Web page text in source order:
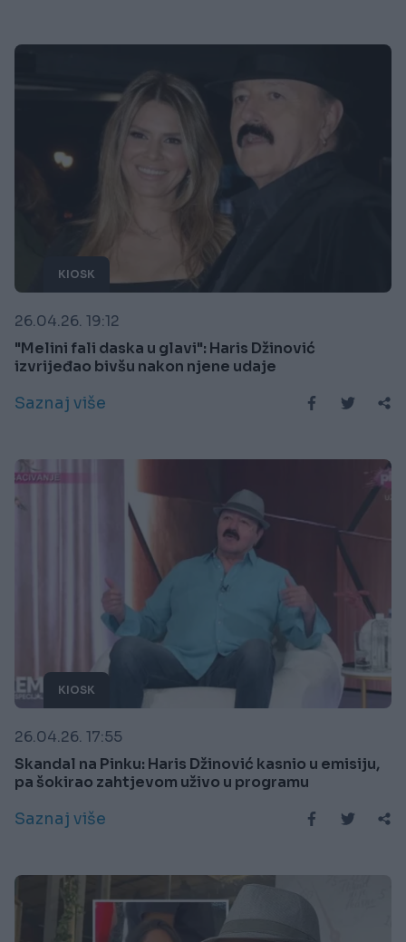
KIOSK
26.04.26. 19:12
"Melini fali daska u glavi": Haris Džinović
izvrijeđao bivšu nakon njene udaje
Saznaj više
KIOSK
26.04.26. 17:55
Skandal na Pinku: Haris Džinović kasnio u emisiju,
pa šokirao zahtjevom uživo u programu
Saznaj više